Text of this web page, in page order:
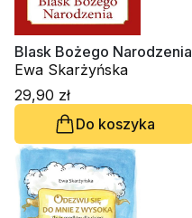
Blask Bożego Narodzenia
Ewa Skarżyńska
29,90 zł
Do koszyka